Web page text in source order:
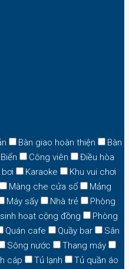
Bàn giao hoàn thiện
Bàn
Biển Công viên
Điều hòa
bơi Karaoke
Khu vui chơi
Màng che cửa sổ
Mảng
Máy sấy Nhà trẻ
Phòng
hoạt cộng đồng
Phòng
Quán cafe Quầy bar
Sân
Sông nước
Thang máy
cáp Tủ lạnh
Tủ quần áo